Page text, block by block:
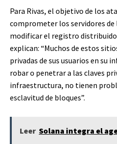
Para Rivas, el objetivo de los
comprometer los servidores de
modificar el registro
explican: “Muchos de estos
privadas de sus usuarios en su
robar o penetrar a las claves
infraestructura, no tienen
esclavitud de bloques”.
Leer Solana integra el